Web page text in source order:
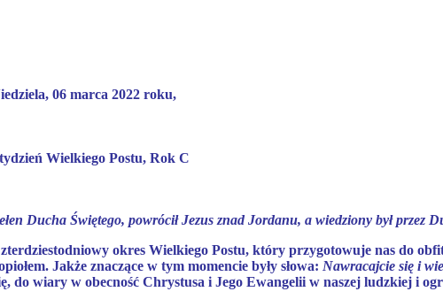
06 marca 2022 roku,
Wielkiego Postu, Rok C
Ducha Świętego, powrócił Jezus znad Jordanu, a wiedziony był przez
okres Wielkiego Postu, który przygotowuje nas do
Jakże znaczące w tym momencie były słowa: Nawracajcie się i
do wiary w obecność Chrystusa i Jego Ewangelii w naszej ludzkiej i